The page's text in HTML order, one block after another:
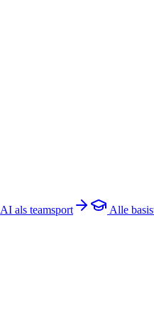
AI als teamsport Alle